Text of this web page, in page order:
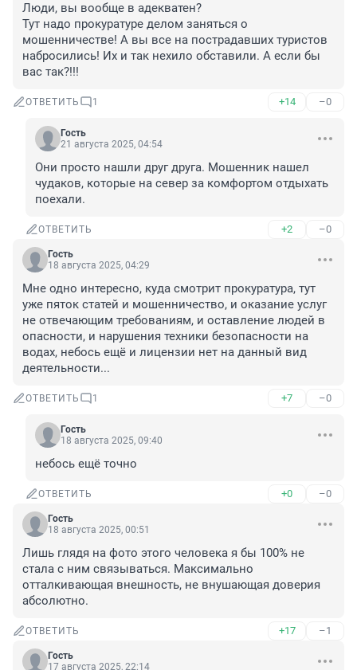
Люди, вы вообще в адекватен?
Тут надо прокуратуре делом заняться о
мошенничестве! А вы все на пострадавших туристов
набросились! Их и так нехило обставили. А если бы
вас так?!!!
ОТВЕТИТЬ 1 +14 –0
Гость
21 августа 2025, 04:54
Они просто нашли друг друга. Мошенник нашел
чудаков, которые на север за комфортом отдыхать
поехали.
ОТВЕТИТЬ +2 –0
Гость
18 августа 2025, 04:29
Мне одно интересно, куда смотрит прокуратура, тут
уже пяток статей и мошенничество, и оказание услуг
не отвечающим требованиям, и оставление людей в
опасности, и нарушения техники безопасности на
водах, небось ещё и лицензии нет на данный вид
деятельности...
ОТВЕТИТЬ 1 +7 –0
Гость
18 августа 2025, 09:40
небось ещё точно
ОТВЕТИТЬ +0 –0
Гость
18 августа 2025, 00:51
Лишь глядя на фото этого человека я бы 100% не
стала с ним связываться. Максимально
отталкивающая внешность, не внушающая доверия
абсолютно.
ОТВЕТИТЬ +17 –1
Гость
17 августа 2025, 22:14